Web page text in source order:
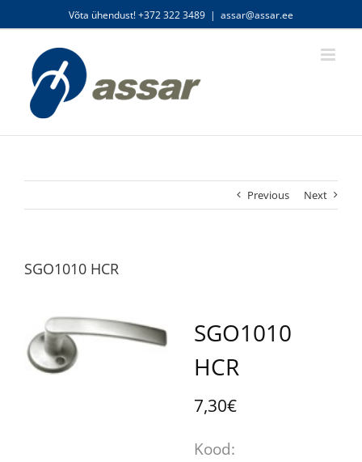
Võta ühendust! +372 322 3489 | assar@assar.ee
Previous Next
SGO1010 HCR
SGO1010
HCR
7,30€
Kood: